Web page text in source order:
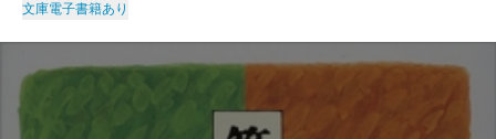
文庫電子書籍あり